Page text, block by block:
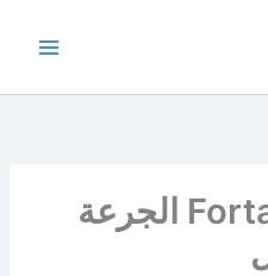
فورتامايند Fortamind الجرعة